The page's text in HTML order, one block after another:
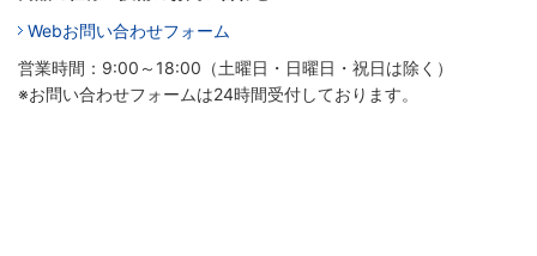
Webお問い合わせフォーム
営業時間：9:00～18:00（土曜日・日曜日・祝日は除く）
※お問い合わせフォームは24時間受付しております。